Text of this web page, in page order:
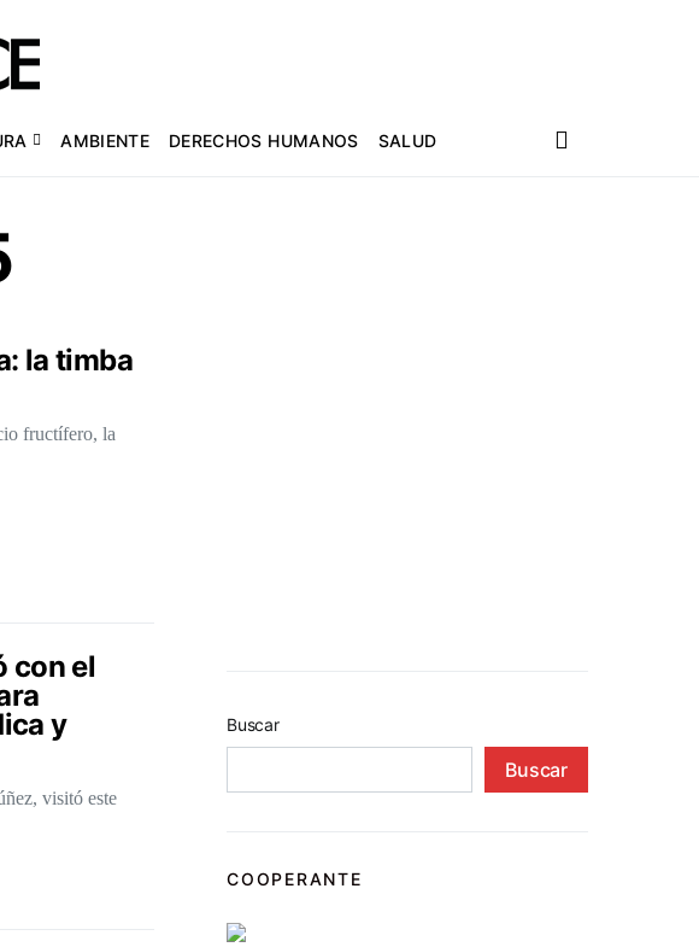
AMBIENTE DERECHOS HUMANOS SALUD
la timba
fructífero, la
con el
y
visitó este
Buscar
Buscar
COOPERANTE